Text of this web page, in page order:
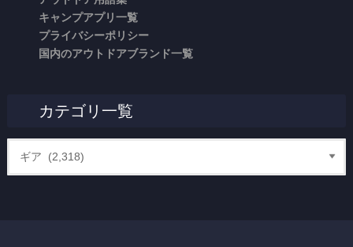
キャンプアプリ一覧
プライバシーポリシー
国内のアウトドアブランド一覧
カテゴリ一覧